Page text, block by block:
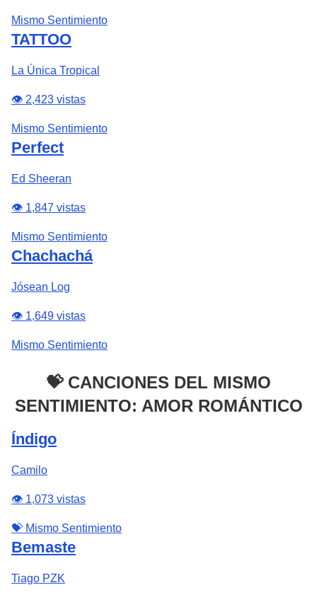
Mismo Sentimiento
TATTOO
La Única Tropical
👁️ 2,423 vistas
Mismo Sentimiento
Perfect
Ed Sheeran
👁️ 1,847 vistas
Mismo Sentimiento
Chachachá
Jósean Log
👁️ 1,649 vistas
Mismo Sentimiento
💝 CANCIONES DEL MISMO
SENTIMIENTO: AMOR ROMÁNTICO
Índigo
Camilo
👁️ 1,073 vistas
💝 Mismo Sentimiento
Bemaste
Tiago PZK